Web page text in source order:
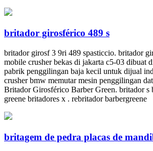
britador girosférico 489 s
britador girosf 3 9ri 489 spasticcio. britador
mobile crusher bekas di jakarta c5-03 dibuat
pabrik penggilingan baja kecil untuk dijual
crusher bmw memutar mesin penggilingan
Britador Girosférico Barber Green. britador s
greene britadores x . rebritador barbergreene
britagem de pedra placas de